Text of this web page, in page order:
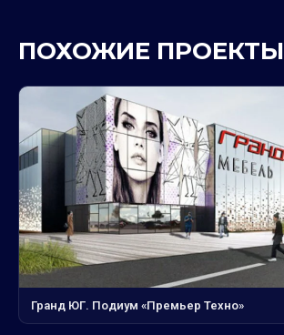
ПОХОЖИЕ ПРОЕКТЫ
Гранд ЮГ. Подиум «Премьер Техно»